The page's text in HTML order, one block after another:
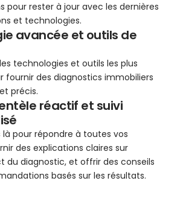
pour rester à jour avec les dernières
et technologies.
avancée et outils de
technologies et outils les plus
fournir des diagnostics immobiliers
précis.
réactif et suivi
là pour répondre à toutes vos
des explications claires sur
du diagnostic, et offrir des conseils
basés sur les résultats.